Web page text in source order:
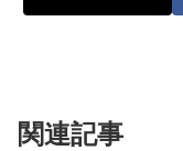
関連記事